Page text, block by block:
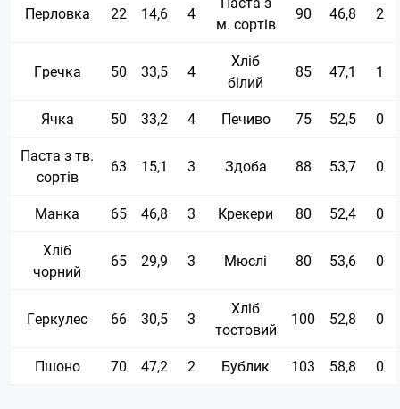
Перловка 22 14,6 4
м. сортів
90 46,8 2
Гречка 50 33,5 4
Хліб
білий
85 47,1 1
Ячка 50 33,2 4 Печиво 75 52,5
0
Паста з тв.
сортів
63 15,1 3 Здоба 88 53,7 0
Манка 65 46,8 3 Крекери 80 52,4
0
Хліб
чорний
65 29,9 3 Мюслі 80 53,6 0
Геркулес 66 30,5 3
Хліб
тостовий
100 52,8 0
Пшоно 70 47,2 2 Бублик 103 58,8 0